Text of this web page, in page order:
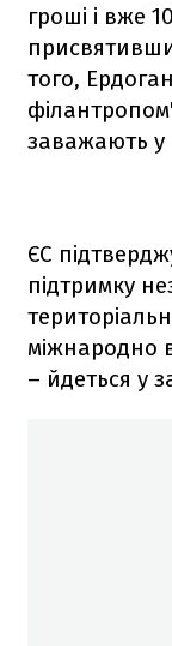
гроші і вже
присвятивши
того,
заважають у
ЄС
підтримку
міжнародно
– йдеться у